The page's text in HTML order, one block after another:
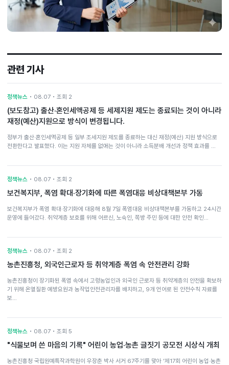
관련 기사
정책뉴스 • 08.07 • 조회 2
(보도참고) 출산·혼인세액공제 등 세제지원 제도는 종료되는 것이 아니라
재정(예산)지원으로 방식이 변경됩니다.
정부가 출산·혼인세액공제 등 일부 조세지원 제도를 종료하는 대신 재정(예산) 지원 방식으로
전환한다고 발표했다. 이는 지원 자체를 없애는 것이 아니라 소득분배 개선과 정책 효과를 …
정책뉴스 • 08.07 • 조회 2
보건복지부, 폭염 확대·장기화에 따른 폭염대응 비상대책본부 가동
보건복지부가 폭염 확대·장기화에 대응해 8월 7일 폭염대응 비상대책본부를 가동하고 24시간
운영에 들어갔다. 취약계층 보호를 위해 어르신, 노숙인, 쪽방 주민 등에 대한 안전 확인…
정책뉴스 • 08.07 • 조회 2
농촌진흥청, 외국인근로자 등 취약계층 폭염 속 안전관리 강화
농촌진흥청이 장기화된 폭염 속에서 고령농업인과 외국인 근로자 등 취약계층의 안전을 확보하
기 위해 온열질환 예방요원과 농작업안전관리자를 배치하고, 9개 언어로 된 안전수칙 자료를
보…
정책뉴스 • 08.07 • 조회 5
"식물보며 쓴 마음의 기록" 어린이 농업·농촌 글짓기 공모전 시상식 개최
농촌진흥청 국립원예특작과학원이 우장춘 박사 서거 67주기를 맞아 '제17회 어린이 농업·농촌